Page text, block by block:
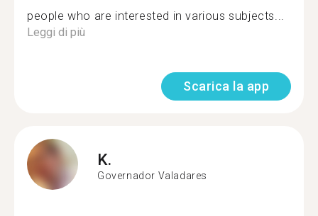
people who are interested in various subjects...
Leggi di più
Scarica la app
K.
Governador Valadares